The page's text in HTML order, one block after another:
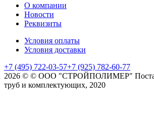
О компании
Новости
Реквизиты
Условия оплаты
Условия доставки
+7 (495) 722-03-57+7 (925) 782-60-77
2026 © © ООО "СТРОЙПОЛИМЕР"
труб и комплектующих, 2020